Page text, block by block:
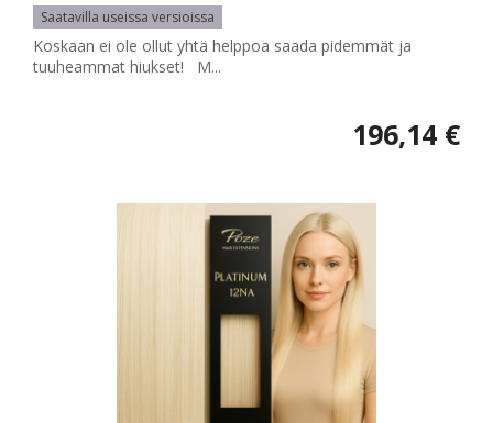
Saatavilla useissa versioissa
Koskaan ei ole ollut yhtä helppoa saada pidemmät ja
tuuheammat hiukset! M...
196,14 €